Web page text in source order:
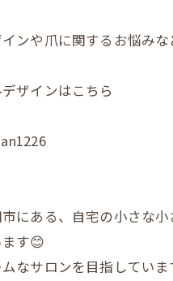
ンや爪に関するお悩み
ザインはこちら
にある、自宅の小さな小
す😊
なサロンを目指してい